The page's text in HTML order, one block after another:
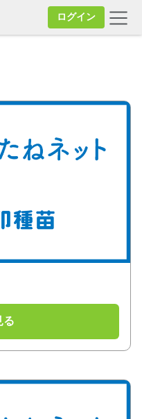
ログイン